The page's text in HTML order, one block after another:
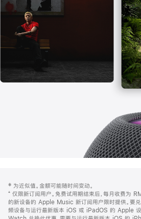
开)
页
页
脚
注
‡ 为近似值。金额可能随时间变动。
⁺ 仅限新订阅用户。免费试用期结束后，每月收费为
的新设备的 Apple Music 新订阅用户限时提供。要兑
频设备与运行最新版本 iOS 或 iPadOS 的 Apple